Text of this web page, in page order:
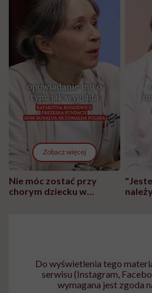
Zobacz więcej
Nie móc zostać przy
chorym dziecku w
Do wyświetlenia tego
serwisu (Instagram,
wymagana jest zgoda